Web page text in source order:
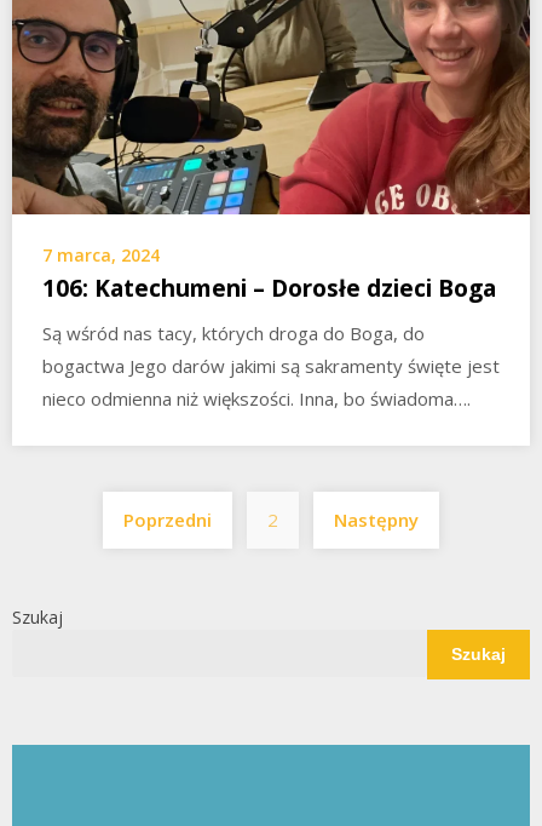
7 marca, 2024
106: Katechumeni – Dorosłe dzieci Boga
Są wśród nas tacy, których droga do Boga, do
bogactwa Jego darów jakimi są sakramenty święte jest
nieco odmienna niż większości. Inna, bo świadoma….
Stronicowanie
wpisów
Poprzedni 2 Następny
Szukaj
Szukaj